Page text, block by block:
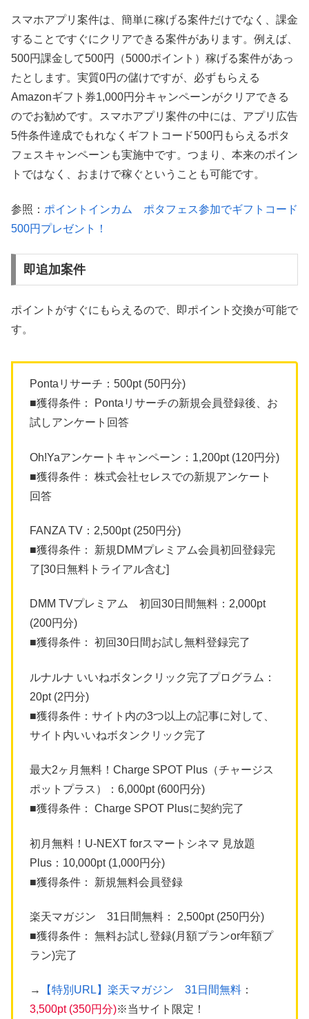
スマホアプリ案件は、簡単に稼げる案件だけでなく、課金
することですぐにクリアできる案件があります。例えば、
500円課金して500円（5000ポイント）稼げる案件があっ
たとします。実質0円の儲けですが、必ずもらえる
Amazonギフト券1,000円分キャンペーンがクリアできる
のでお勧めです。スマホアプリ案件の中には、アプリ広告
5件条件達成でもれなくギフトコード500円もらえるポタ
フェスキャンペーンも実施中です。つまり、本来のポイン
トではなく、おまけで稼ぐということも可能です。
参照： ポイントインカム ポタフェス参加でギフトコード
500円プレゼント！
即追加案件
ポイントがすぐにもらえるので、即ポイント交換が可能で
す。
Pontaリサーチ：500pt (50円分)
■獲得条件： Pontaリサーチの新規会員登録後、お
試しアンケート回答
Oh!Yaアンケートキャンペーン：1,200pt (120円分)
■獲得条件： 株式会社セレスでの新規アンケート
回答
FANZA TV：2,500pt (250円分)
■獲得条件： 新規DMMプレミアム会員初回登録完
了[30日無料トライアル含む]
DMM TVプレミアム 初回30日間無料：2,000pt
(200円分)
■獲得条件： 初回30日間お試し無料登録完了
ルナルナ いいねボタンクリック完了プログラム：
20pt (2円分)
■獲得条件：サイト内の3つ以上の記事に対して、
サイト内いいねボタンクリック完了
最大2ヶ月無料！Charge SPOT Plus（チャージス
ポットプラス）：6,000pt (600円分)
■獲得条件： Charge SPOT Plusに契約完了
初月無料！U-NEXT forスマートシネマ 見放題
Plus：10,000pt (1,000円分)
■獲得条件： 新規無料会員登録
楽天マガジン 31日間無料： 2,500pt (250円分)
■獲得条件： 無料お試し登録(月額プランor年額プ
ラン)完了
→ 【特別URL】楽天マガジン 31日間無料 ：
3,500pt (350円分)※当サイト限定！